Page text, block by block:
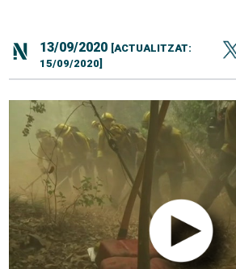
13/09/2020 [ACTUALITZAT:
15/09/2020]